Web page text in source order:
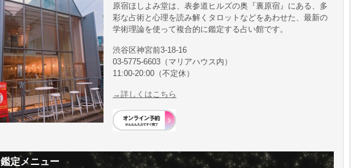
原宿ほしよみ堂は、表参道ヒルズの奥『裏原宿』にある、多
彩な占術と心理を読み解くタロットなどをあわせた、最新の
学術理論を使って複合的に鑑定する占い館です。
渋谷区神宮前3-18-16
03-5775-6603（マリアハウス内）
11:00-20:00（不定休）
→詳しくはこちら
鑑定メニュー